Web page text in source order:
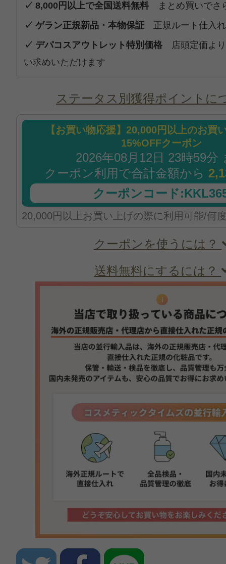
✓ 8,000円以上で全国送料無料 まとめ買いでさ
✓ ゲラン正規新品・本物保証 正規ルート仕入
✓ デパコスアウトレット特別価格 店頭定価よ
い求めいただけます
ステータス別獲得ポイントに
【お買い物応援】20,000円以上のお買
15%OFFクーポン
2026年08月12日 23時59分
クーポン利用で合計金額から
クーポンコード
20,000円以上お買い上げの際に利用可能/何
クーポンを使うには？
送料無料にするには？